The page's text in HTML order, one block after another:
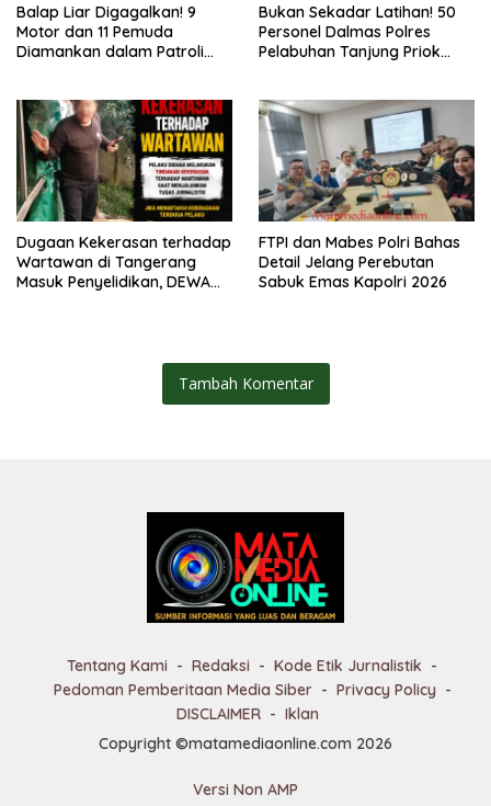
Balap Liar Digagalkan! 9
Motor dan 11 Pemuda
Diamankan dalam Patroli
Bukan Sekadar Latihan! 50
Personel Dalmas Polres
Pelabuhan Tanjung Priok
Dugaan Kekerasan terhadap
Wartawan di Tangerang
Masuk Penyelidikan, DEWA
FTPI dan Mabes Polri Bahas
Detail Jelang Perebutan
Sabuk Emas Kapolri 2026
Tambah Komentar
Tentang Kami Redaksi
Kode Etik Jurnalistik
Pedoman Pemberitaan Media Siber
Privacy Policy
DISCLAIMER
Iklan
Copyright ©matamediaonline.com 2026
Versi Non AMP